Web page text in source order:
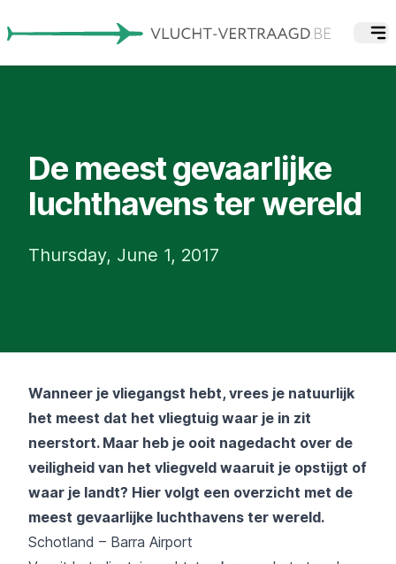
De meest gevaarlijke
luchthavens ter wereld
Thursday, June 1, 2017
Wanneer je vliegangst hebt, vrees je natuurlijk
het meest dat het vliegtuig waar je in zit
neerstort. Maar heb je ooit nagedacht over de
veiligheid van het vliegveld waaruit je opstijgt of
waar je landt? Hier volgt een overzicht met de
meest gevaarlijke luchthavens ter wereld.
Schotland – Barra Airport